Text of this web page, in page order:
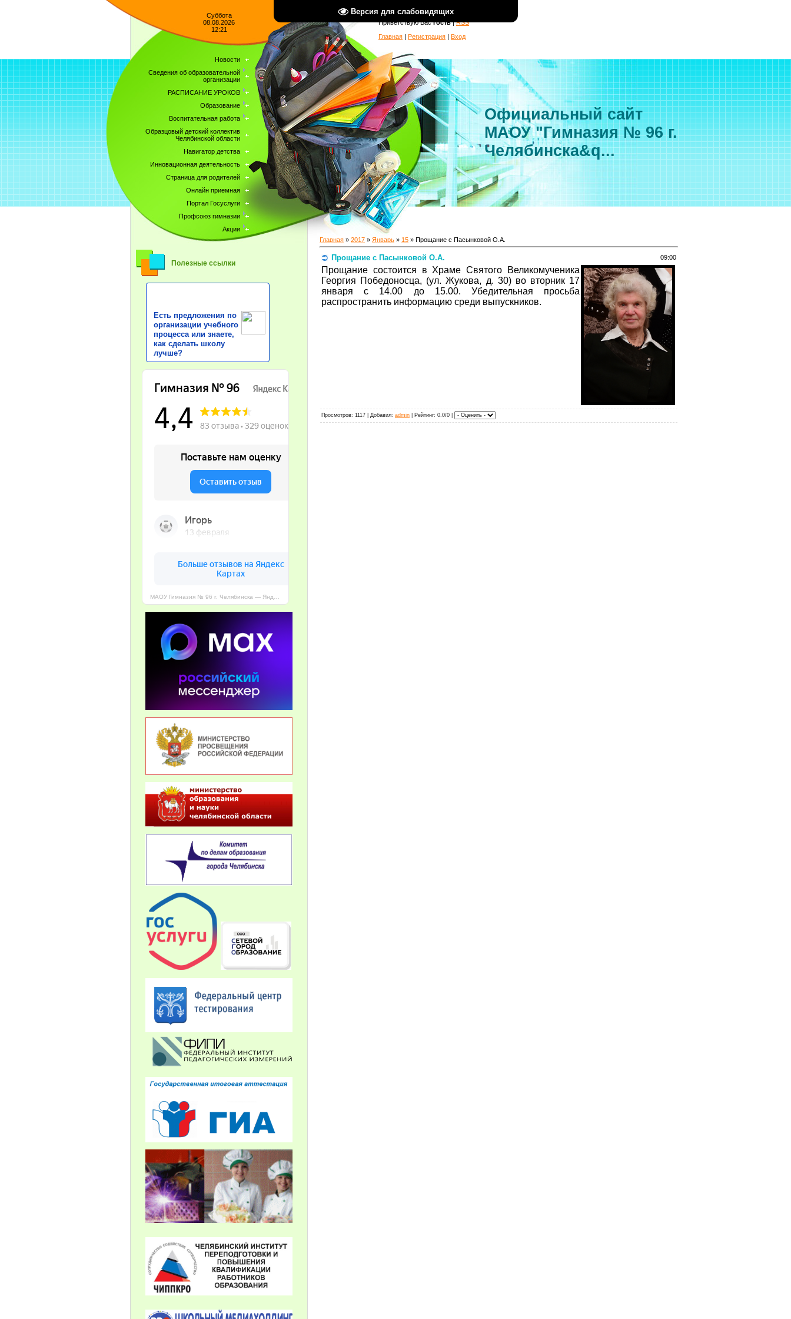
Версия для слабовидящих
Суббота
08.08.2026
12:21
Новости
Сведения об образовательной
организации
РАСПИСАНИЕ УРОКОВ
Образование
Воспитательная работа
Образцовый детский коллектив
Челябинской области
Навигатор детства
Инновационная деятельность
Страница для родителей
Онлайн приемная
Портал Госуслуги
Профсоюз гимназии
Акции
Полезные ссылки
Есть предложения по
организации учебного
процесса или знаете,
как сделать школу
лучше?
Приветствую Вас Гость|RSS
Главная | Регистрация | Вход
Официальный сайт
МАОУ "Гимназия № 96 г.
Челябинска&q...
Главная » 2017 » Январь » 15 » Прощание с Пасынковой О.А.
Прощание с Пасынковой О.А. 09:00
Прощание состоится в Храме Святого Великомученика
Георгия Победоносца, (ул. Жукова, д. 30) во вторник 17
января с 14.00 до 15.00. Убедительная просьба
распространить информацию среди выпускников.
Просмотров: 1117 | Добавил: admin Рейтинг: 0.0/0 |